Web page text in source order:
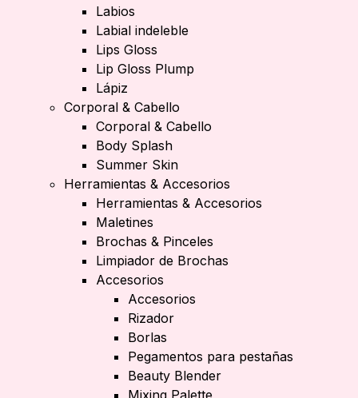
Labios
Labial indeleble
Lips Gloss
Lip Gloss Plump
Lápiz
Corporal & Cabello
Corporal & Cabello
Body Splash
Summer Skin
Herramientas & Accesorios
Herramientas & Accesorios
Maletines
Brochas & Pinceles
Limpiador de Brochas
Accesorios
Accesorios
Rizador
Borlas
Pegamentos para pestañas
Beauty Blender
Mixing Palette